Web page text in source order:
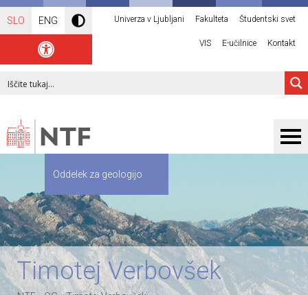
SLO ENG Univerza v Ljubljani Fakulteta Študentski svet
VIS E-učilnice Kontakt
Oddelek za geologijo
Timotej Verbovšek